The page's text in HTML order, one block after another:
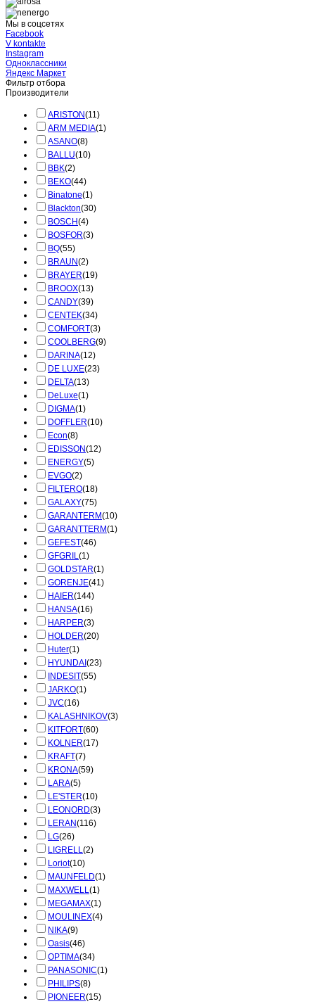
Мы в соцсетях
Facebook
V kontakte
Instagram
Одноклассники
Яндекс Маркет
Фильтр отбора
Производители
ARISTON(11)
ARM MEDIA(1)
ASANO(8)
BALLU(10)
BBK(2)
BEKO(44)
Binatone(1)
Blackton(30)
BOSCH(4)
BOSFOR(3)
BQ(55)
BRAUN(2)
BRAYER(19)
BROOX(13)
CANDY(39)
CENTEK(34)
COMFORT(3)
COOLBERG(9)
DARINA(12)
DE LUXE(23)
DELTA(13)
DeLuxe(1)
DIGMA(1)
DOFFLER(10)
Econ(8)
EDISSON(12)
ENERGY(5)
EVGO(2)
FILTERO(18)
GALAXY(75)
GARANTERM(10)
GARANTTERM(1)
GEFEST(46)
GFGRIL (1)
GOLDSTAR(1)
GORENJE(41)
HAIER(144)
HANSA(16)
HARPER(3)
HOLDER(20)
Huter(1)
HYUNDAI(23)
INDESIT(55)
JARKO(1)
JVC(16)
KALASHNIKOV(3)
KITFORT(60)
KOLNER(17)
KRAFT(7)
KRONA(59)
LARA(5)
LE'STER(10)
LEONORD(3)
LERAN(116)
LG(26)
LIGRELL (2)
Loriot(10)
MAUNFELD(1)
MAXWELL (1)
MEGAMAX(1)
MOULINEX(4)
NIKA(9)
Oasis(46)
OPTIMA(34)
PANASONIC(1)
PHILIPS(8)
PIONEER(15)